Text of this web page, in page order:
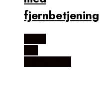
fjernbetjening